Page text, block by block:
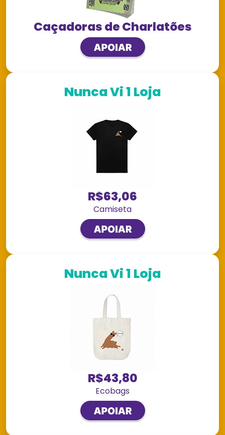
Caçadoras de Charlatões
Nunca Vi 1 Loja
R$63,06
Camiseta
Nunca Vi 1 Loja
R$43,80
Ecobags